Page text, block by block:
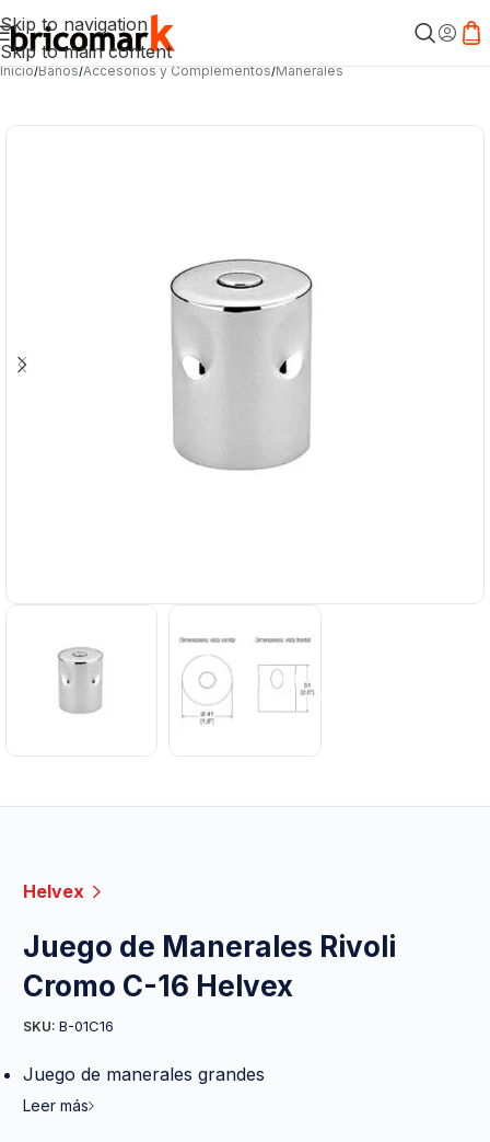
Skip to navigation
Skip to main content
Inicio/Baños/Accesorios y Complementos/Manerales
Helvex
Juego de Manerales Rivoli
Cromo C-16 Helvex
SKU: B-01C16
Juego de manerales grandes
Leer más